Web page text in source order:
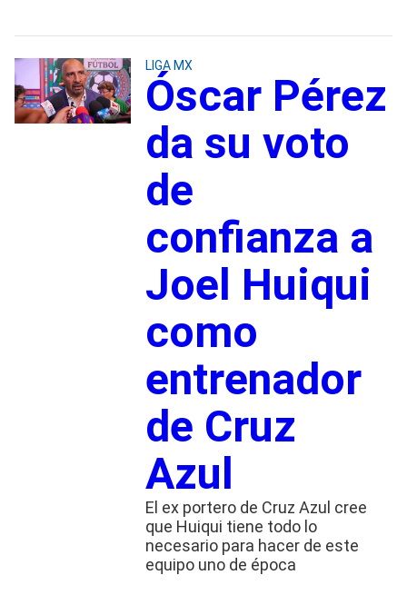
LIGA MX
Óscar Pérez
da su voto
de
confianza a
Joel Huiqui
como
entrenador
de Cruz
Azul
El ex portero de Cruz Azul cree
que Huiqui tiene todo lo
necesario para hacer de este
equipo uno de época